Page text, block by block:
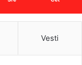
Vesti